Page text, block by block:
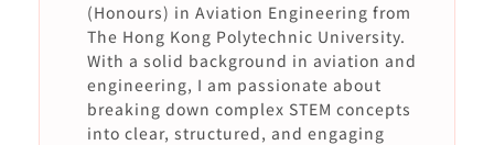
(Honours) in Aviation Engineering from
The Hong Kong Polytechnic University.
With a solid background in aviation and
engineering, I am passionate about
breaking down complex STEM concepts
into clear, structured, and engaging